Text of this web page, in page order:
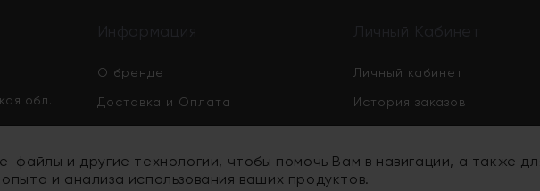
файлы и другие технологии, чтобы помочь Вам в навигации, а также
и анализа использования ваших продуктов.
обл.
О бренде
Доставка и Оплата
Политика конфиденциальности и
Личный кабинет
История заказов
Рассылка